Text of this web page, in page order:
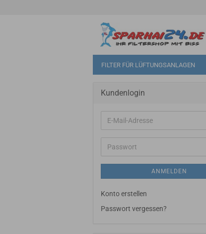
FILTER FÜR LÜFTUNGSANLAGEN
Kundenlogin
E-
Mail-
Adresse
Passwort
ANMELDEN
Konto erstellen
Passwort vergessen?